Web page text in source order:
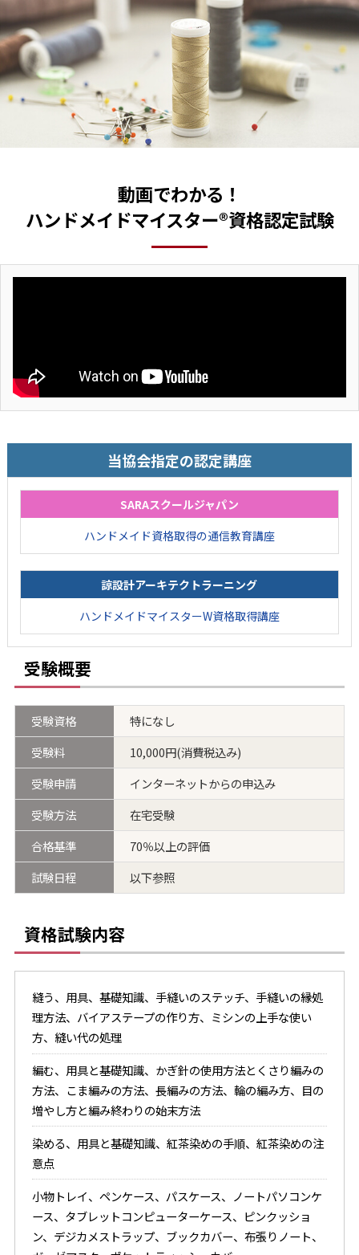
動画でわかる！
ハンドメイドマイスター®資格認定試験
当協会指定の認定講座
SARAスクールジャパン
ハンドメイド資格取得の通信教育講座
諒設計アーキテクトラーニング
ハンドメイドマイスターW資格取得講座
受験概要
受験資格
特になし
受験料
10,000円(消費税込み)
受験申請
インターネットからの申込み
受験方法
在宅受験
合格基準
70％以上の評価
試験日程
以下参照
資格試験内容
縫う、用具、基礎知識、手縫いのステッチ、手縫いの縁処
理方法、バイアステープの作り方、ミシンの上手な使い
方、縫い代の処理
編む、用具と基礎知識、かぎ針の使用方法とくさり編みの
方法、こま編みの方法、長編みの方法、輪の編み方、目の
増やし方と編み終わりの始末方法
染める、用具と基礎知識、紅茶染めの手順、紅茶染めの注
意点
小物トレイ、ペンケース、パスケース、ノートパソコンケ
ース、タブレットコンピューターケース、ピンクッショ
ン、デジカメストラップ、ブックカバー、布張りノート、